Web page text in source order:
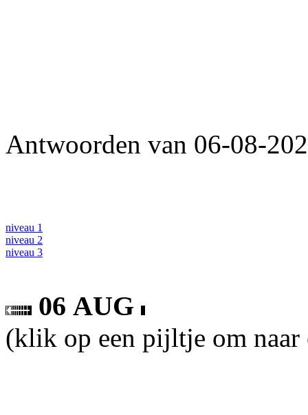
Antwoorden van 06-08-
niveau 1
niveau 2
niveau 3
06 AUG
(klik op een pijltje om naar